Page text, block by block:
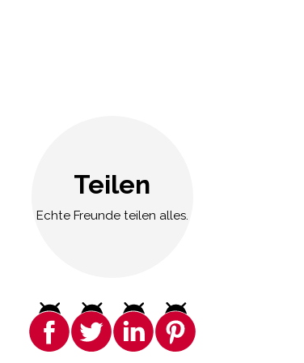
Teilen
Echte Freunde teilen alles.